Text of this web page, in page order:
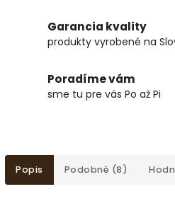
Garancia kvality
produkty vyrobené na
Poradíme vám
sme tu pre vás Po až Pi
Popis Podobné (8)